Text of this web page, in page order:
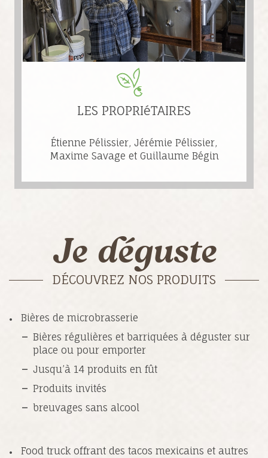
LES PROPRIéTAIRES
Étienne Pélissier, Jérémie Pélissier,
Maxime Savage et Guillaume Bégin
Je déguste
DÉCOUVREZ NOS PRODUITS
Bières de microbrasserie
Bières régulières et barriquées à déguster sur
place ou pour emporter
Jusqu’à 14 produits en fût
Produits invités
breuvages sans alcool
Food truck offrant des tacos mexicains et autres